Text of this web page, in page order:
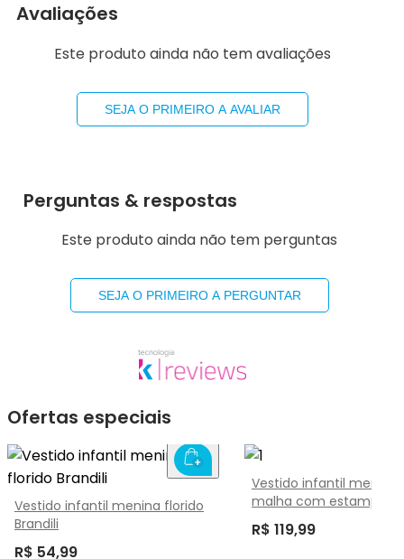
Avaliações
Este produto ainda não tem avaliações
SEJA O PRIMEIRO A AVALIAR
Perguntas & respostas
Este produto ainda não tem perguntas
SEJA O PRIMEIRO A PERGUNTAR
Ofertas especiais
Vestido infantil menina florido
Brandili
R$ 54,99
Vestido infantil menina
malha com estampa
Brandili
R$ 119,99